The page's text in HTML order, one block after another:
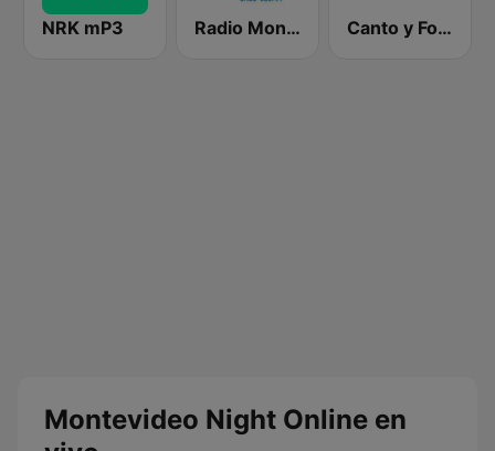
NRK mP3 Radio Monte Carlo 930 Canto y Fogón Radio
Montevideo Night Online en